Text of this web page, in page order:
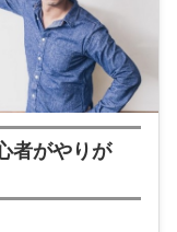
者がやりが